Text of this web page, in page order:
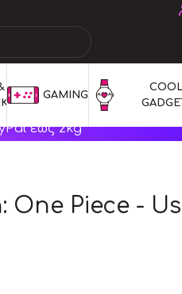
GAMING
έως 2kg
Piece -